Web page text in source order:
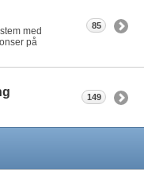
med
på
85
149